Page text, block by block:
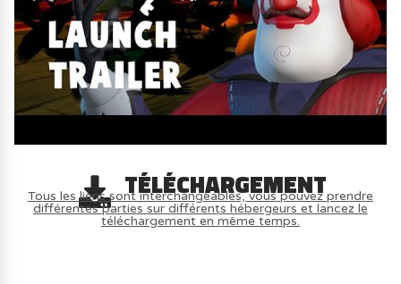
TÉLÉCHARGEMENT
Tous les liens sont interchangeables, vous pouvez prendre
différentes parties sur différents hébergeurs et lancez le
téléchargement en même temps.